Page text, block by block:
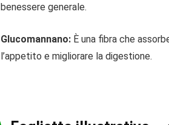
benessere generale.
Glucomannano: È una fibra che
l’appetito e migliorare la digestione.